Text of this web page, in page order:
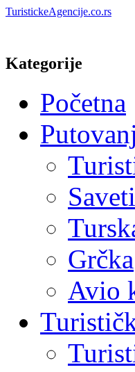
TuristickeAgencije.co.rs
Kategorije
Početna
Grčka
Avio